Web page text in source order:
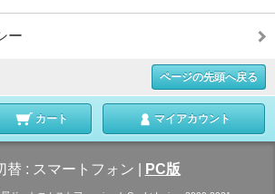
ー
ページの先頭へ戻る
カート マイアカウント
替 : スマートフォン PC版